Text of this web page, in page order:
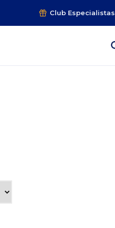
Club Especialistas